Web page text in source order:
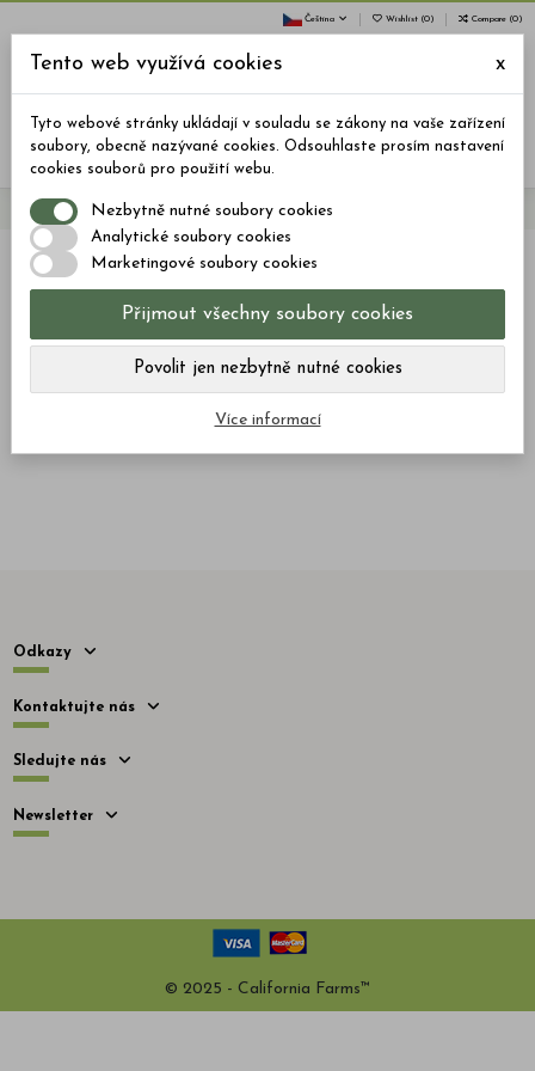
Čeština Wishlist (0) Compare (0)
Menu Vyhledávání Přihlásit se Košík
Domů Co je CBD?
Co je CBD?
There are no products.
Odkazy
Kontaktujte nás
Sledujte nás
Newsletter
© 2025 - California Farms™
Tento web využívá cookies x
Tyto webové stránky ukládají v souladu se zákony na vaše zařízení
soubory, obecně nazývané cookies. Odsouhlaste prosím nastavení
cookies souborů pro použití webu.
Nezbytně nutné soubory cookies
Analytické soubory cookies
Marketingové soubory cookies
Přijmout všechny soubory cookies
Povolit jen nezbytně nutné cookies
Více informací